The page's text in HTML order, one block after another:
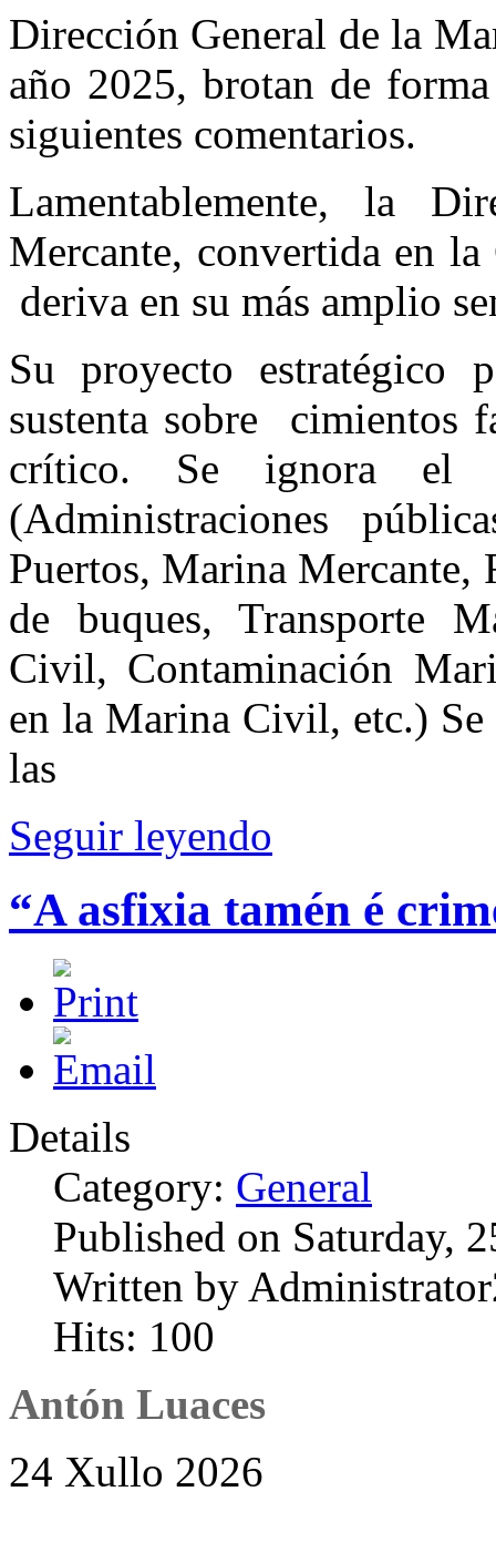
Dirección General de la
año 2025, brotan de
siguientes comentarios.
Lamentablemente, la
Mercante, convertida en
deriva en su más amplio
Su proyecto
sustenta sobre cimientos
crítico. Se ignora el
(Administraciones
Puertos, Marina Mercante,
de buques, Transporte
Civil, Contaminación
en la Marina Civil, etc.)
las
Seguir leyendo
“A asfixia tamén é
Details
Category: General
Published on Saturday,
Written by
Hits: 100
Antón Luaces
24 Xullo 2026